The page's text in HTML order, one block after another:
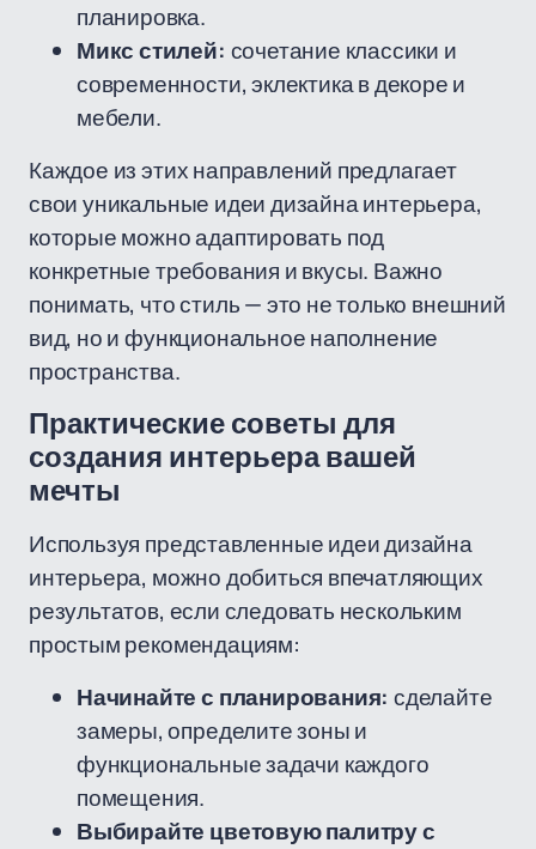
планировка.
Микс стилей: сочетание классики и
современности, эклектика в декоре и
мебели.
Каждое из этих направлений предлагает
свои уникальные идеи дизайна интерьера,
которые можно адаптировать под
конкретные требования и вкусы. Важно
понимать, что стиль — это не только внешний
вид, но и функциональное наполнение
пространства.
Практические советы для
создания интерьера вашей
мечты
Используя представленные идеи дизайна
интерьера, можно добиться впечатляющих
результатов, если следовать нескольким
простым рекомендациям:
Начинайте с планирования: сделайте
замеры, определите зоны и
функциональные задачи каждого
помещения.
Выбирайте цветовую палитру с